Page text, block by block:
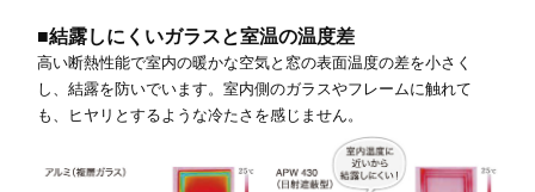
■結露しにくいガラスと室温の温度差
高い断熱性能で室内の暖かな空気と窓の表面温度の差を小さく
し、結露を防いでいます。室内側のガラスやフレームに触れて
も、ヒヤリとするような冷たさを感じません。